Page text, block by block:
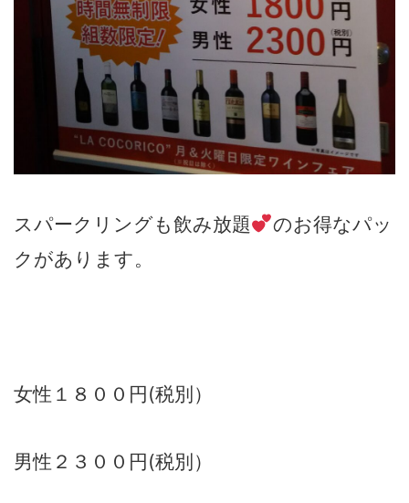
スパークリングも飲み放題
のお得なパッ
クがあります。
女性１８００円(税別）
男性２３００円(税別）